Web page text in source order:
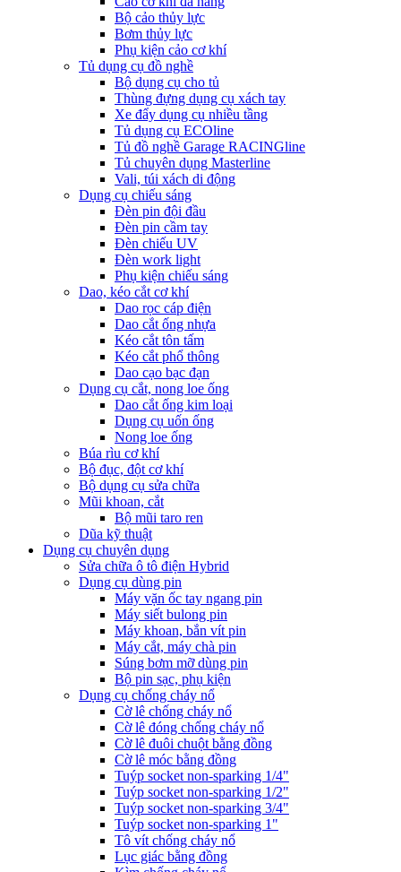
Bộ cảo thủy lực
Bơm thủy lực
Phụ kiện cảo cơ khí
Tủ dụng cụ đồ nghề
Bộ dụng cụ cho tủ
Thùng đựng dụng cụ xách tay
Xe đẩy dụng cụ nhiều tầng
Tủ dụng cụ ECOline
Tủ đồ nghề Garage RACINGline
Tủ chuyên dụng Masterline
Vali, túi xách di động
Dụng cụ chiếu sáng
Đèn pin đội đầu
Đèn pin cầm tay
Đèn chiếu UV
Đèn work light
Phụ kiện chiếu sáng
Dao, kéo cắt cơ khí
Dao rọc cáp điện
Dao cắt ống nhựa
Kéo cắt tôn tấm
Kéo cắt phổ thông
Dao cạo bạc đạn
Dụng cụ cắt, nong loe ống
Dao cắt ống kim loại
Dụng cụ uốn ống
Nong loe ống
Búa rìu cơ khí
Bộ đục, đột cơ khí
Bộ dụng cụ sửa chữa
Mũi khoan, cắt
Bộ mũi taro ren
Dũa kỹ thuật
Dụng cụ chuyên dụng
Sửa chữa ô tô điện Hybrid
Dụng cụ dùng pin
Máy vặn ốc tay ngang pin
Máy siết bulong pin
Máy khoan, bắn vít pin
Máy cắt, máy chà pin
Súng bơm mỡ dùng pin
Bộ pin sạc, phụ kiện
Dụng cụ chống cháy nổ
Cờ lê chống cháy nổ
Cờ lê đóng chống cháy nổ
Cờ lê đuôi chuột bằng đồng
Cờ lê móc bằng đồng
Tuýp socket non-sparking 1/4"
Tuýp socket non-sparking 1/2"
Tuýp socket non-sparking 3/4"
Tuýp socket non-sparking 1"
Tô vít chống cháy nổ
Lục giác bằng đồng